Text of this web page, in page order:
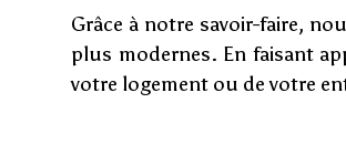
Grâce à notre savoir-faire,
plus modernes. En faisant
votre logement ou de votre